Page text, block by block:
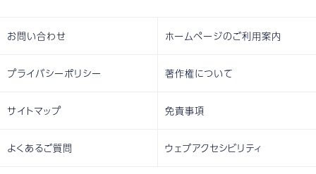
お問い合わせ ホームページのご利用案内
プライバシーポリシー 著作権について
サイトマップ 免責事項
よくあるご質問 ウェブアクセシビリティ